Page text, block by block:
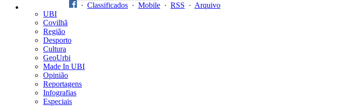
· Classificados · Mobile · RSS · Arquivo
UBI
Covilhã
Região
Desporto
Cultura
GeoUrbi
Made In UBI
Opinião
Reportagens
Infografias
Especiais